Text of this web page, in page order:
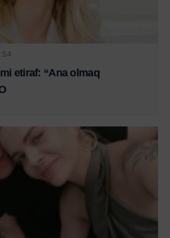
etiraf: “Ana olmaq